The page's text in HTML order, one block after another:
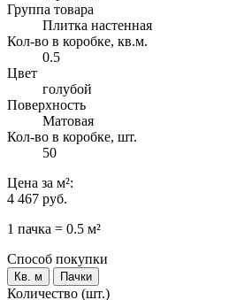
Группа товара
Плитка настенная
Кол-во в коробке, кв.м.
0.5
Цвет
голубой
Поверхность
Матовая
Кол-во в коробке, шт.
50
Цена за м²:
4 467 руб.
1 пачка = 0.5 м²
Способ покупки
Кв. м Пачки
Количество (шт.)